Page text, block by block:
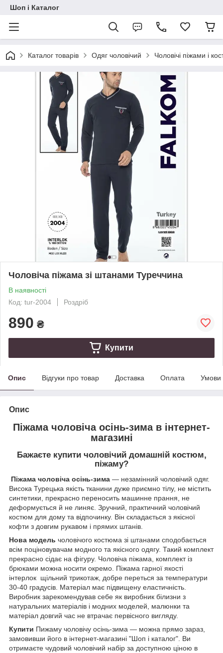
Шоп і Каталог
Каталог товарів Одяг чоловічий Чоловічі піжами і
Чоловіча піжама зі штанами Туреччина
В наявності
Код: tur-2004
Роздріб
890 ₴
Купити
Опис Відгуки про товар Доставка Оплата Умови
Опис
Піжама чоловіча осінь-зима в інтернет-
магазині
Бажаєте купити чоловічий домашній костюм,
піжаму?
Піжама чоловіча осінь-зима — незамінний чоловічий одяг.
Висока Турецька якість тканини дуже приємно тілу, не містить
синтетики, прекрасно переносить машинне прання, не
деформується й не линяє. Зручний, практичний чоловічий
костюм для дому та відпочинку. Він складається з якісної
кофти з довгим рукавом і прямих штанів.
Нова модель чоловічого костюма зі штанами сподобається
всім поціновувачам модного та якісного одягу. Такий комплект
прекрасно сідає на фігуру. Чоловіча піжама, комплект із
брюками можна носити окремо. Піжама гарної якості
інтерлок щільний трикотаж, добре переться за температури
30-40 градусів. Матеріал має підвищену еластичність.
Виробник зарекомендував себе як виробник білизни з
натуральних матеріалів і модних моделей, малюнки та
матеріал довгий час не втрачає первісного вигляду.
Купити Пижаму чоловічу осінь-зима — можна прямо зараз,
замовивши його в інтернет-магазині "Шоп і каталог". Ви
отримаєте чудовий чоловічий набір за доступною ціною в